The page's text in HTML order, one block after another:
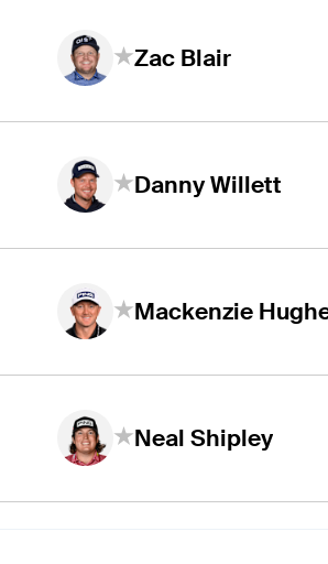
Zac Blair
Danny Willett
Mackenzie
Neal Shipley